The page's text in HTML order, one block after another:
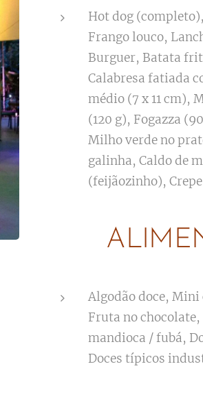
Hot dog
Frango louco,
Burguer, Batata
Calabresa fatiada
médio (7 x 11 cm),
(120 g), Fogazza
Milho verde no
galinha, Caldo de
(feijãozinho),
Algodão doce,
Fruta no
mandioca / fubá,
Doces típicos